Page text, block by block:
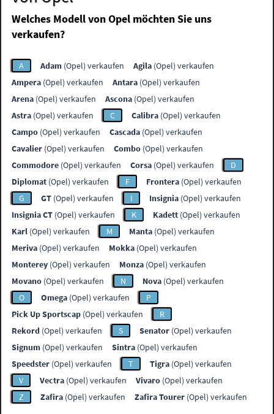
Welches Modell von Opel möchten Sie uns
verkaufen?
A Adam (Opel) verkaufen Agila (Opel) verkaufen
Ampera (Opel) verkaufen Antara (Opel) verkaufen
Arena (Opel) verkaufen Ascona (Opel) verkaufen
Astra (Opel) verkaufen C Calibra (Opel) verkaufen
Campo (Opel) verkaufen Cascada (Opel) verkaufen
Cavalier (Opel) verkaufen Combo (Opel) verkaufen
Commodore (Opel) verkaufen Corsa (Opel) verkaufen
D
Diplomat (Opel) verkaufen F Frontera (Opel) verkaufen
G
GT (Opel) verkaufen I Insignia (Opel) verkaufen
Insignia CT (Opel) verkaufen K Kadett (Opel) verkaufen
Karl (Opel) verkaufen M Manta (Opel) verkaufen
Meriva (Opel) verkaufen Mokka (Opel) verkaufen
Monterey (Opel) verkaufen Monza (Opel) verkaufen
Movano (Opel) verkaufen N Nova (Opel) verkaufen
O
Omega (Opel) verkaufen
P
Pick Up Sportscap (Opel) verkaufen
R
Rekord (Opel) verkaufen S Senator (Opel) verkaufen
Signum (Opel) verkaufen Sintra (Opel) verkaufen
Speedster (Opel) verkaufen T Tigra (Opel) verkaufen
V
Vectra (Opel) verkaufen Vivaro (Opel) verkaufen
Z
Zafira (Opel) verkaufen Zafira Tourer (Opel) verkaufen